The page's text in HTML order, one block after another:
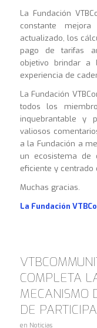
La Fundación
constante
actualizado, los
pago de tarifas
objetivo brindar a
experiencia de
La Fundación
todos los
inquebrantable y
valiosos
a la Fundación a
un ecosistema de
eficiente y centrado
Muchas gracias.
La Fundación
COMPLETA
MECANISMO
DE
en Noticias